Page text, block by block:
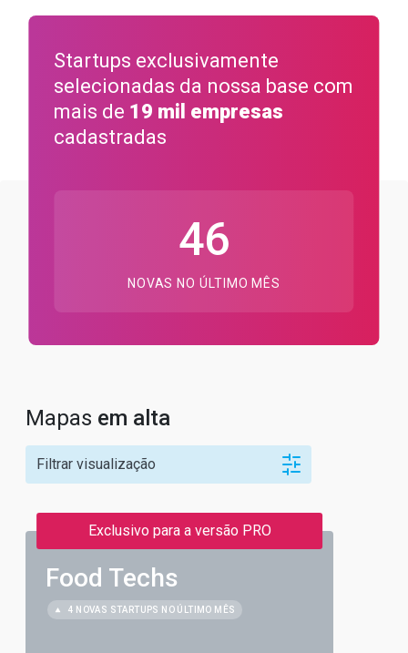
Startups exclusivamente
selecionadas da nossa base com
mais de 19 mil empresas
cadastradas
46
NOVAS NO ÚLTIMO MÊS
Mapas em alta
Filtrar visualização
Exclusivo para a versão PRO
Food Techs
4 NOVAS STARTUPS NO ÚLTIMO MÊS